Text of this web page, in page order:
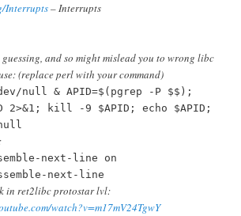
Interrupts– Interrupts
guessing, and so might mislead you to wrong libc
(replace perl with your command)
null & APID=$(pgrep -P $$);
2>&1; kill -9 $APID; echo $APID;
next-line on
next-line
in ret2libc protostar lvl:
watch?v=m17mV24TgwY